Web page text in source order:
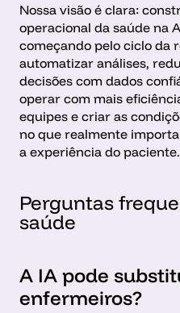
Nossa visão é clara:
operacional da saúde na
começando pelo ciclo da
automatizar análises,
decisões com dados
operar com mais
equipes e criar as
no que realmente
a experiência do paciente.
Perguntas
saúde
A IA pode
enfermeiros?